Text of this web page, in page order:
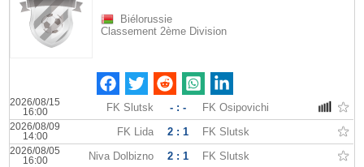
Biélorussie
Classement 2ème Division
2026/08/15
16:00
FK Slutsk - : - FK Osipovichi
2026/08/09
14:00
FK Lida 2 : 1 FK Slutsk
2026/08/05
16:00
Niva Dolbizno 2 : 1 FK Slutsk